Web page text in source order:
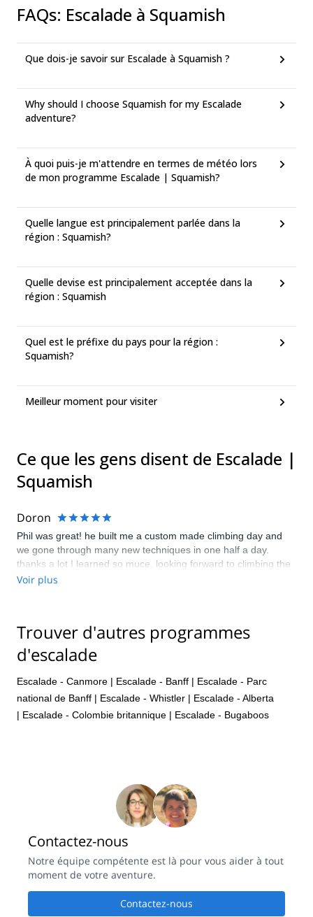
FAQs: Escalade à Squamish
Que dois-je savoir sur Escalade à Squamish ?
Why should I choose Squamish for my Escalade
adventure?
À quoi puis-je m'attendre en termes de météo lors
de mon programme Escalade | Squamish?
Quelle langue est principalement parlée dans la
région : Squamish?
Quelle devise est principalement acceptée dans la
région : Squamish
Quel est le préfixe du pays pour la région :
Squamish?
Meilleur moment pour visiter
Ce que les gens disent de Escalade |
Squamish
Doron
Phil was great! he built me a custom made climbing day and
we gone through many new techniques in one half a day.
thanks a lot I learned so muce. looking forward to climbing the
Chief with you next year!
Voir plus
Trouver d'autres programmes
d'escalade
Escalade - Canmore | Escalade - Banff | Escalade - Parc
national de Banff | Escalade - Whistler | Escalade - Alberta
| Escalade - Colombie britannique | Escalade - Bugaboos
Contactez-nous
Notre équipe compétente est là pour vous aider à tout
moment de votre aventure.
Contactez-nous